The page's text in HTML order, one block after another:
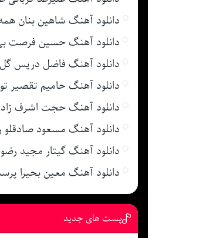
دانلود آهنگ شاهین بنان
دانلود آهنگ حسین فرصت
دانلود آهنگ فاضل دریس گل
دانلود آهنگ حامیم تقصیر
دانلود آهنگ حجت اشرف
دانلود آهنگ مسعود
دانلود آهنگ گیتار مجید
دانلود آهنگ معین بحیرا
پست های جدید